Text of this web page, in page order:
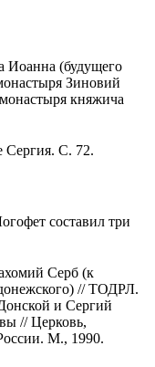
Иоанна (будущего
Зиновий
княжича
С. 72.
составил три
Серб (к
// ТОДРЛ.
и Сергий
// Церковь,
М., 1990.